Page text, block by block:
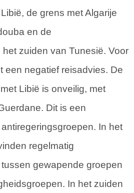
de grens met Algarije
en de
zuiden van Tunesië. Voor
een negatief reisadvies. De
Libië is onveilig, met
Dit is een
In het
regelmatig
gewapende groepen
In het zuiden